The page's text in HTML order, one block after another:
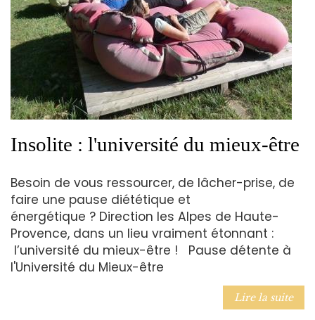
Insolite : l'université du mieux-être
Besoin de vous ressourcer, de lâcher-prise, de
faire une pause diététique et
énergétique ? Direction les Alpes de Haute-
Provence, dans un lieu vraiment étonnant :
l’université du mieux-être ! Pause détente à
l'Université du Mieux-être
Lire la suite